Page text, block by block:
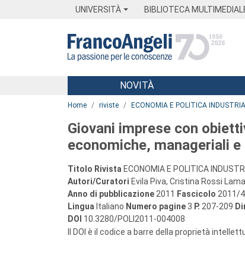
UNIVERSITÀ BIBLIOTECA
Menu
NOVITÀ
Home riviste ECONOMIA E POLITICA
Giovani imprese con
economiche, manageriali
Titolo Rivista ECONOMIA E POLITICA
Autori/Curatori Evila Piva, Cristina Rossi
Anno di pubblicazione 2011 Fascicolo 2011/4
Lingua Italiano Numero pagine 3 P. 207-209
DOI 10.3280/POLI2011-004008
Il DOI è il codice a barre della proprietà